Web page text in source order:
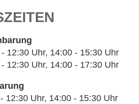
Uhr, 14:00 - 15:30 Uhr
12:30 Uhr, 14:00 - 17:30 Uhr
Uhr, 14:00 - 15:30 Uhr